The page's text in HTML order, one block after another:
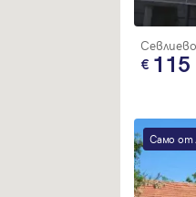
Само от